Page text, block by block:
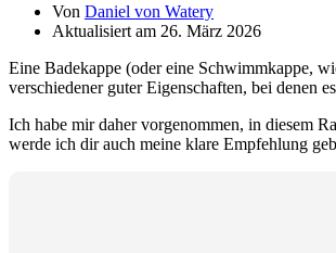
Von Daniel von Watery
Aktualisiert am 26. März 2026
Eine Badekappe (oder eine Schwimmkappe,
verschiedener guter Eigenschaften, bei denen
Ich habe mir daher vorgenommen, in diesem
werde ich dir auch meine klare Empfehlung